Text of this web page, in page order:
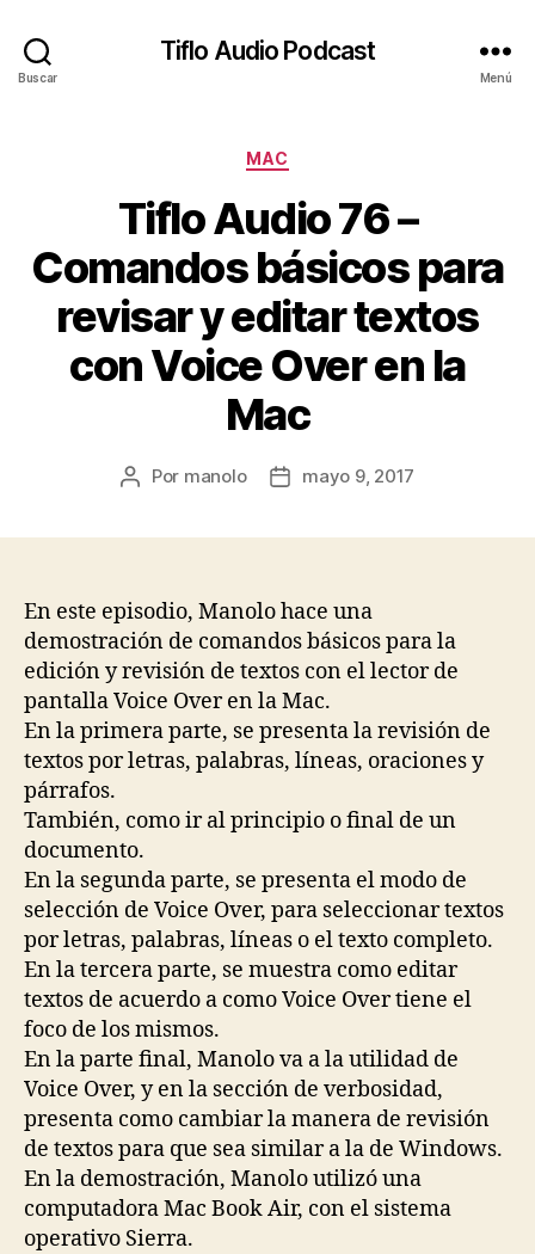
Buscar
Tiflo Audio Podcast
Menú
Categorías
MAC
Tiflo Audio 76 –
Comandos básicos para
revisar y editar textos
con Voice Over en la
Mac
Autor
Por manolo
Fechamayo 9, 2017
En este episodio, Manolo hace una
demostración de comandos básicos para la
edición y revisión de textos con el lector de
pantalla Voice Over en la Mac.
En la primera parte, se presenta la revisión de
textos por letras, palabras, líneas, oraciones y
párrafos.
También, como ir al principio o final de un
documento.
En la segunda parte, se presenta el modo de
selección de Voice Over, para seleccionar textos
por letras, palabras, líneas o el texto completo.
En la tercera parte, se muestra como editar
textos de acuerdo a como Voice Over tiene el
foco de los mismos.
En la parte final, Manolo va a la utilidad de
Voice Over, y en la sección de verbosidad,
presenta como cambiar la manera de revisión
de textos para que sea similar a la de Windows.
En la demostración, Manolo utilizó una
computadora Mac Book Air, con el sistema
operativo Sierra.